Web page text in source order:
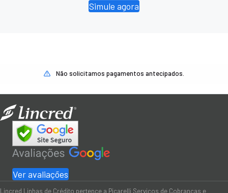
Simule agora
Não solicitamos pagamentos antecipados.
Ver avaliações
Lincred Linhas de Crédito pertence a Picarelli Serviços de Cobranças e